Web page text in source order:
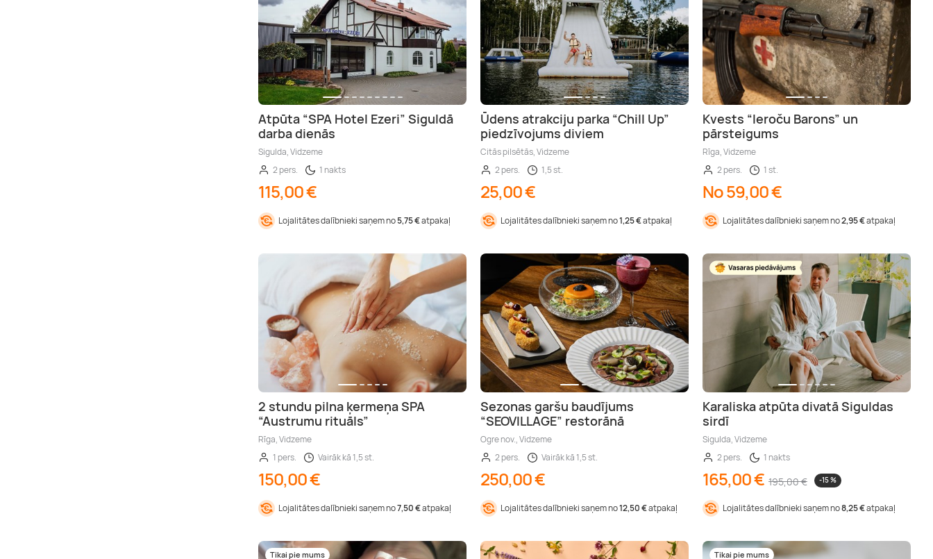
Atpūta “SPA Hotel Ezeri” Siguldā
darba dienās
Sigulda, Vidzeme
2 pers.
1 nakts
115,00 €
Lojalitātes dalībnieki saņem no5,75 €atpakaļ
Ūdens atrakciju parka “Chill Up”
piedzīvojums diviem
Citās pilsētās, Vidzeme
2 pers.
1,5 st.
25,00 €
Lojalitātes dalībnieki saņem no1,25 €atpakaļ
Kvests “Ieroču Barons” un
pārsteigums
Rīga, Vidzeme
2 pers.
1 st.
No 59,00 €
Lojalitātes dalībnieki saņem no2,95 €atpakaļ
2 stundu pilna ķermeņa SPA
“Austrumu rituāls”
Rīga, Vidzeme
1 pers.
Vairāk kā 1,5 st.
150,00 €
Lojalitātes dalībnieki saņem no7,50 €atpakaļ
Sezonas garšu baudījums
“SEOVILLAGE” restorānā
Ogre nov., Vidzeme
2 pers.
Vairāk kā 1,5 st.
250,00 €
Lojalitātes dalībnieki saņem no12,50 €atpakaļ
Karaliska atpūta divatā Siguldas
sirdī
Sigulda, Vidzeme
2 pers.
1 nakts
165,00 € 195,00 € -15 %
Lojalitātes dalībnieki saņem no8,25 €atpakaļ
Tikai pie mums Tikai pie mums